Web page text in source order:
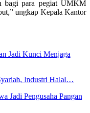
bagi para pegiat UMKM
ungkap Kepala Kantor
Jadi Kunci Menjaga
Industri Halal…
Jadi Pengusaha Pangan